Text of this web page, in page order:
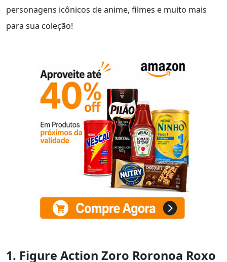
personagens icônicos de anime, filmes e muito mais
para sua coleção!
1. Figure Action Zoro Roronoa Roxo